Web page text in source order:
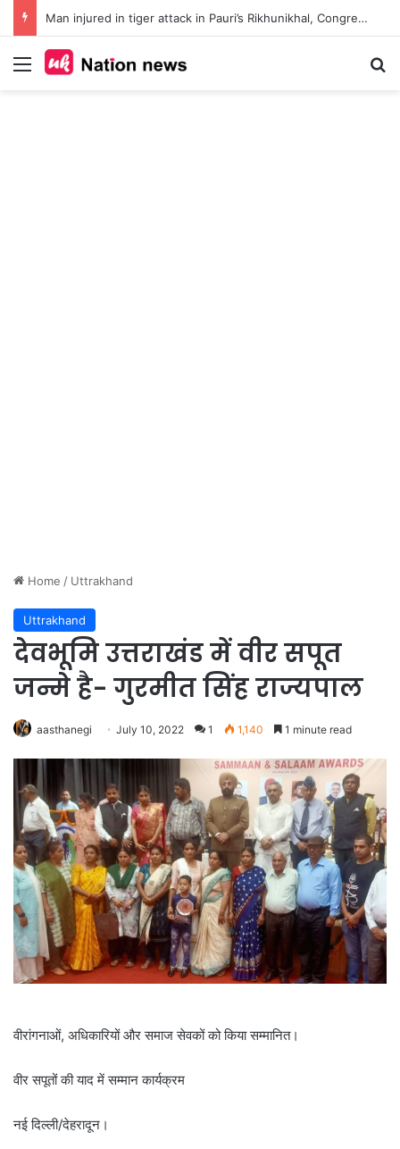
Man injured in tiger attack in Pauri’s Rikhunikhal, Congress demands urgent steps to curb rising man-animal conflict
Menu
Home / Uttrakhand
Uttrakhand
देवभूमि उत्तराखंड में वीर सपूत
जन्मे है- गुरमीत सिंह राज्यपाल
aasthanegi July 10, 2022 1 1,140 1 minute read
वीरांगनाओं, अधिकारियों और समाज सेवकों को किया सम्मानित।
वीर सपूतों की याद में सम्मान कार्यक्रम
नई दिल्ली/देहरादून।